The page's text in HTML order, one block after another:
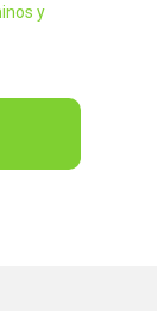
y